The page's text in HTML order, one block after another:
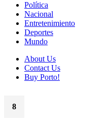
Política
Nacional
Entretenimiento
Deportes
Mundo
About Us
Contact Us
Buy Porto!
8